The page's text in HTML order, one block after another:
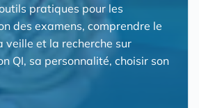
pratiques pour les
des examens, comprendre le
et la recherche sur
QI, sa personnalité, choisir son